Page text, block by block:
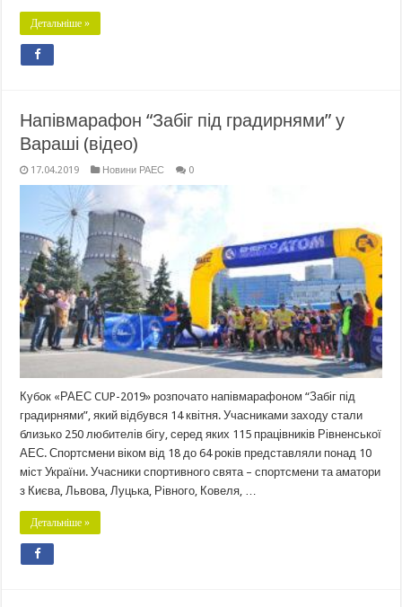
Детальніше »
Напівмарафон “Забіг під градирнями” у
Вараші (відео)
17.04.2019 Новини РАЕС 0
Кубок «РАЕС CUP-2019» розпочато напівмарафоном “Забіг під
градирнями”, який відбувся 14 квітня. Учасниками заходу стали
близько 250 любителів бігу, серед яких 115 працівників Рівненської
АЕС. Спортсмени віком від 18 до 64 років представляли понад 10
міст України. Учасники спортивного свята – спортсмени та аматори
з Києва, Львова, Луцька, Рівного, Ковеля, …
Детальніше »